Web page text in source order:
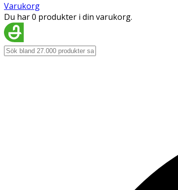
Varukorg
Du har 0 produkter i din varukorg.